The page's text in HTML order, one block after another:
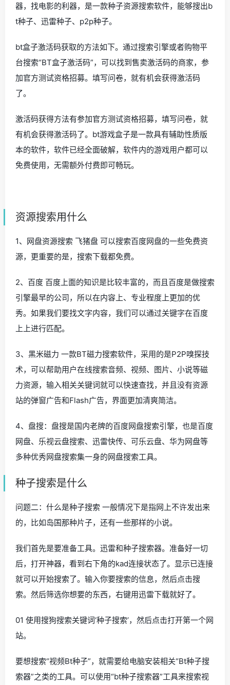
器，找电影的利器，是一款种子资源搜索软件，能够搜出b
t种子、迅雷种子、p2p种子。
bt盒子激活码获取的方法如下。通过搜索引擎或者购物平
台搜索“BT盒子激活码”，可以找到售卖激活码的商家，参
加官方测试资格招募。填写问卷，就有机会获得激活码
了。
激活码获得方法有参加官方测试资格招募，填写问卷，就
有机会获得激活码了。bt游戏盒子是一款具有辅助性质版
本的软件，软件已经全面破解，软件内的游戏用户都可以
免费使用，无需额外付费即可畅玩。
资源搜索用什么
1、网盘资源搜索 飞猪盘 可以搜索百度网盘的一些免费资
源，更重要的是，搜索下载都免费。
2、百度 百度上面的知识是比较丰富的，而且百度是做搜索
引擎最早的公司，所以在内容上、专业程度上更加的优
秀。如果我们要找文字内容，我们可以通过关键字在百度
上上进行匹配。
3、黑米磁力 一款BT磁力搜索软件，采用的是P2P嗅探技
术，可以帮助用户在线搜索音频、视频、图片、小说等磁
力资源，输入相关关键词就可以快速查找，并且没有资源
站的弹窗广告和Flash广告，界面更加清爽简洁。
4、盘搜：盘搜是国内老牌的百度网盘搜索引擎，也是百度
网盘、乐视云盘搜索、迅雷快传、可乐云盘、华为网盘等
多种优秀网盘搜索集一身的网盘搜索工具。
种子搜索是什么
问题二：什么是种子搜索 一般情况下是指网上不许发出来
的，比如岛国那种片子，还有一些那样的小说。
我们首先是要准备工具。迅雷和种子搜索器。准备好一切
后，打开神器，看到右下角的kad连接状态了。显示已连接
就可以开始搜索了。输入你要搜索的信息，然后点击搜
索。然后筛选你想要的东西，右键用迅雷下载就好了。
01 使用搜狗搜索关键词‘种子搜索’，然后点击打开第一个网
站。
要想搜索“视频Bt种子”，就需要给电脑安装相关“Bt种子搜
索器”之类的工具。可以使用“bt种子搜索器”工具来搜索视